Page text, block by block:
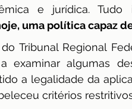
e jurídica. Tudo
uma política capaz
Tribunal Regional
examinar algumas
a legalidade da
critérios